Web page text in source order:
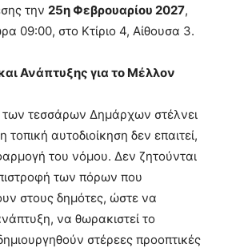
την 25η Φεβρουαρίου 2027,
09:00, στο Κτίριο 4, Αίθουσα 3.
Ανάπτυξης για το Μέλλον
των τεσσάρων Δημάρχων στέλνει
αυτοδιοίκηση δεν επαιτεί,
του νόμου. Δεν ζητούνται
των πόρων που
στους δημότες, ώστε να
να θωρακιστεί το
στέρεες προοπτικές